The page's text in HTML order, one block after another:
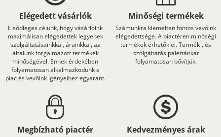
Elégedett vásárlók
Elsődleges célunk, hogy vásárlóink
maximálisan elégedettek legyenek
szolgáltatásainkkal, árainkkal, az
általunk forgalmazott termékek
minőségével. Ennek érdekében
folyamatosan alkalmazkodunk a
piac és vevőink igényeihez egyaránt.
Minőségi termékek
Számunkra kiemelten fontos vevőink
elégedettsége. A piactéren minőségi
termékek érhetők el. Termék-, és
szolgáltatás palettánkat
folyamatosan bővítjük.
Megbízható piactér Kedvezményes árak